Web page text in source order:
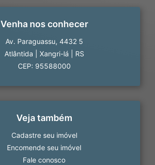
Venha nos conhecer
Av. Paraguassu, 4432 5
Atlântida
Xangri-lá
RS
CEP: 95588000
Veja também
Cadastre seu imóvel
Encomende seu imóvel
Fale conosco